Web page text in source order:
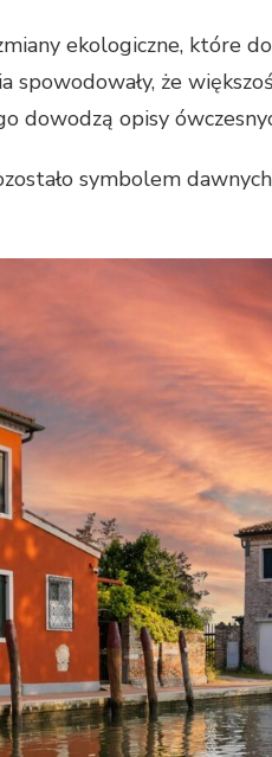
ekologiczne, które
spowodowały, że
dowodzą opisy
symbolem